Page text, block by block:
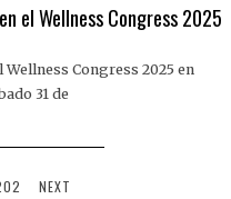
el Wellness Congress 2025
Wellness Congress 2025 en
31 de
NEXT